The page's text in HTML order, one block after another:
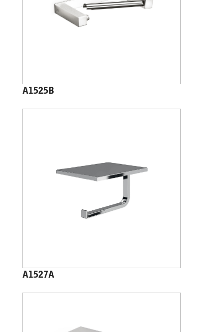
A1525B
A1527A